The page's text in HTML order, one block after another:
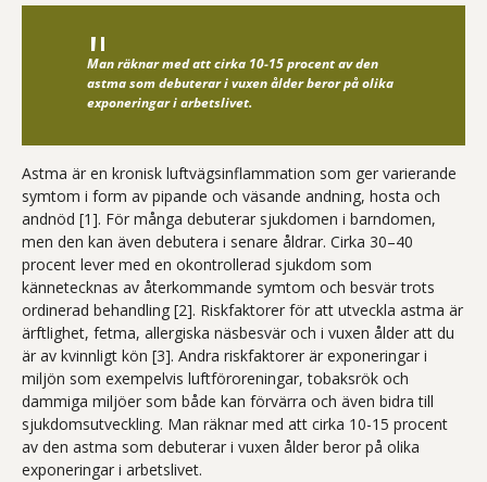
Man räknar med att cirka 10-15 procent av den
astma som debuterar i vuxen ålder beror på olika
exponeringar i arbetslivet.
Astma är en kronisk luftvägsinflammation som ger varierande
symtom i form av pipande och väsande andning, hosta och
andnöd [1]. För många debuterar sjukdomen i barndomen,
men den kan även debutera i senare åldrar. Cirka 30–40
procent lever med en okontrollerad sjukdom som
kännetecknas av återkommande symtom och besvär trots
ordinerad behandling [2]. Riskfaktorer för att utveckla astma är
ärftlighet, fetma, allergiska näsbesvär och i vuxen ålder att du
är av kvinnligt kön [3]. Andra riskfaktorer är exponeringar i
miljön som exempelvis luftföroreningar, tobaksrök och
dammiga miljöer som både kan förvärra och även bidra till
sjukdomsutveckling. Man räknar med att cirka 10-15 procent
av den astma som debuterar i vuxen ålder beror på olika
exponeringar i arbetslivet.